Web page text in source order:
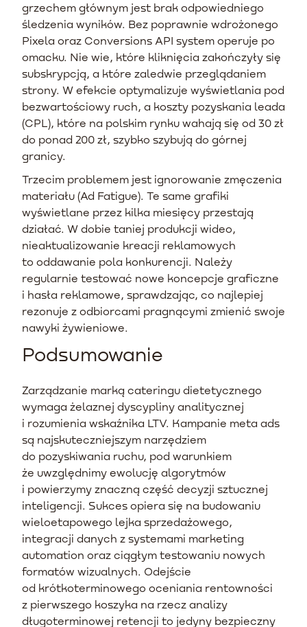
grzechem głównym jest brak odpowiedniego
śledzenia wyników. Bez poprawnie wdrożonego
Pixela oraz Conversions API system operuje po
omacku. Nie wie, które kliknięcia zakończyły się
subskrypcją, a które zaledwie przeglądaniem
strony. W efekcie optymalizuje wyświetlania pod
bezwartościowy ruch, a koszty pozyskania leada
(CPL), które na polskim rynku wahają się od 30 zł
do ponad 200 zł, szybko szybują do górnej
granicy.
Trzecim problemem jest ignorowanie zmęczenia
materiału (Ad Fatigue). Te same grafiki
wyświetlane przez kilka miesięcy przestają
działać. W dobie taniej produkcji wideo,
nieaktualizowanie kreacji reklamowych
to oddawanie pola konkurencji. Należy
regularnie testować nowe koncepcje graficzne
i hasła reklamowe, sprawdzając, co najlepiej
rezonuje z odbiorcami pragnącymi zmienić swoje
nawyki żywieniowe.
Podsumowanie
Zarządzanie marką cateringu dietetycznego
wymaga żelaznej dyscypliny analitycznej
i rozumienia wskaźnika LTV. Kampanie meta ads
są najskuteczniejszym narzędziem
do pozyskiwania ruchu, pod warunkiem
że uwzględnimy ewolucję algorytmów
i powierzymy znaczną część decyzji sztucznej
inteligencji. Sukces opiera się na budowaniu
wieloetapowego lejka sprzedażowego,
integracji danych z systemami marketing
automation oraz ciągłym testowaniu nowych
formatów wizualnych. Odejście
od krótkoterminowego oceniania rentowności
z pierwszego koszyka na rzecz analizy
długoterminowej retencji to jedyny bezpieczny